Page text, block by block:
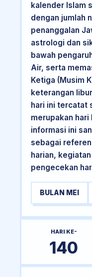
kalender Islam
dengan jumlah
penanggalan
astrologi dan
bawah
Air, serta
Ketiga (Musim
keterangan
hari ini tercatat
merupakan
informasi ini
sebagai
harian,
pengecekan
BULAN MEI
HARI KE-
140